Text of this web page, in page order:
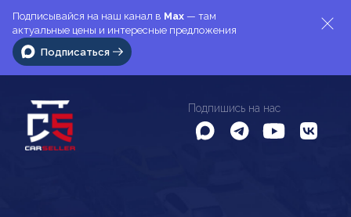
Подписывайся на наш канал в Max — там
актуальные цены и интересные предложения
Подписаться
Подпишись на нас